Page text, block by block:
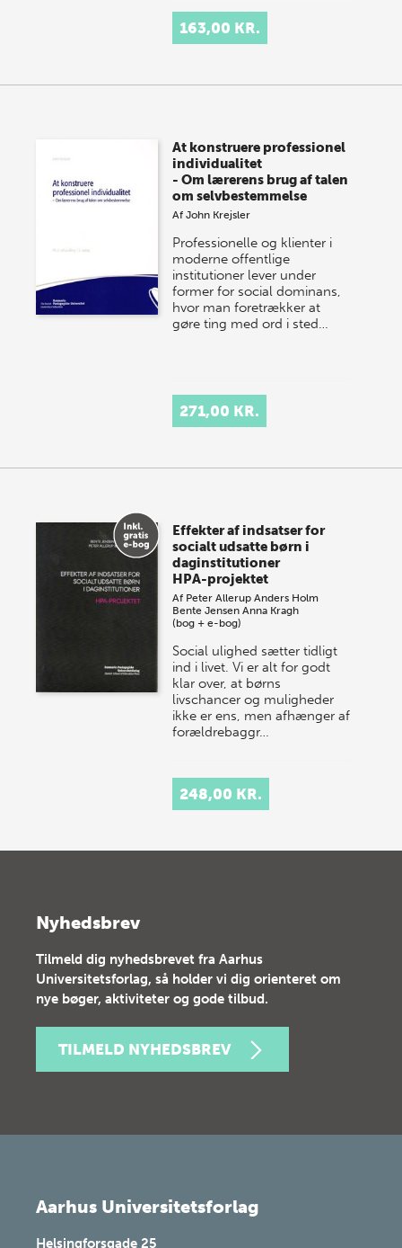
163,00 KR.
At konstruere professionel
individualitet
- Om lærerens brug af talen
om selvbestemmelse
AfJohn Krejsler
Professionelle og klienter i
moderne offentlige
institutioner lever under
former for social dominans,
hvor man foretrækker at
gøre ting med ord i sted…
271,00 KR.
Effekter af indsatser for
socialt udsatte børn i
daginstitutioner
HPA-projektet
Af Peter Allerup Anders Holm
Bente Jensen Anna Kragh
(bog + e-bog)
Social ulighed sætter tidligt
ind i livet. Vi er alt for godt
klar over, at børns
livschancer og muligheder
ikke er ens, men afhænger af
forældrebaggr…
248,00 KR.
Nyhedsbrev
Tilmeld dig nyhedsbrevet fra Aarhus
Universitetsforlag, så holder vi dig orienteret om
nye bøger, aktiviteter og gode tilbud.
TILMELD NYHEDSBREV
Aarhus Universitetsforlag
Helsingforsgade 25